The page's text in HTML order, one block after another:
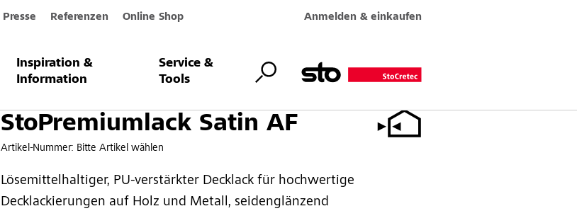
Presse Referenzen Online Shop Anmelden & einkaufen
Inspiration &
Information
Service &
Tools
StoPremiumlack Satin AF
Artikel-Nummer: Bitte Artikel wählen
Lösemittelhaltiger, PU-verstärkter Decklack für hochwertige
Decklackierungen auf Holz und Metall, seidenglänzend